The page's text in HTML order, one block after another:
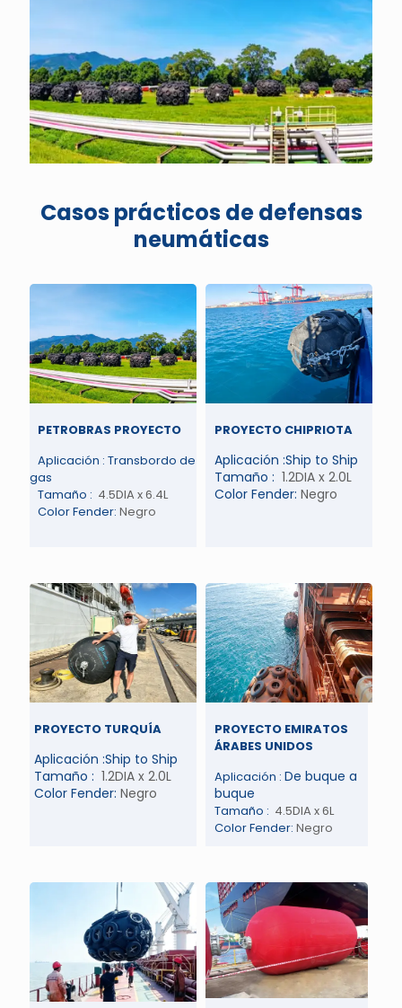
Casos prácticos de defensas
neumáticas
PETROBRAS PROYECTO
Aplicación : Transbordo de
gas
Tamaño : 4.5DIA x 6.4L
Color Fender: Negro
PROYECTO CHIPRIOTA
Aplicación :Ship to Ship
Tamaño : 1.2DIA x 2.0L
Color Fender: Negro
PROYECTO TURQUÍA
Aplicación :Ship to Ship
Tamaño : 1.2DIA x 2.0L
Color Fender: Negro
PROYECTO EMIRATOS
ÁRABES UNIDOS
Aplicación : De buque a
buque
Tamaño : 4.5DIA x 6L
Color Fender: Negro